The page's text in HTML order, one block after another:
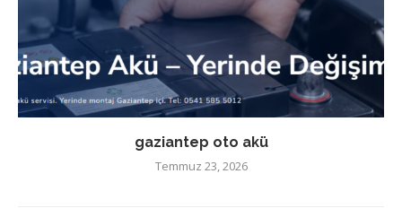
gaziantep oto akü
Temmuz 23, 2026